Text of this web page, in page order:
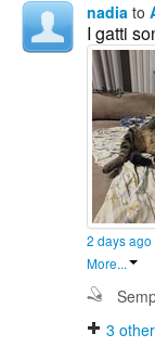
nadia to
I gatti
2 days ago
More...
3